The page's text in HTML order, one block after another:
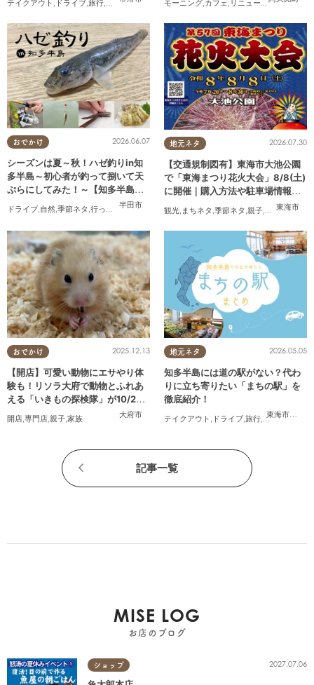
テイクアウト , ドライブ,旅行,観光,家族,
ープン
モーニング,カフェ, リニューアル ,おひとり
おでかけ
半田市
2026.06.07
シーズンは夏～秋！ハゼ釣りin知
多半島～初心者が釣って捌いて天
ぷらにしてみた！～【知多半島レ
ドライブ 自然 季節ネタ 行ってみたレポ 家族 カップル おひとりさま, 友人,知多半島
地元ネタ
東海市
2026.07.30
【交通規制図有】東海市大池公園
で「東海まつり花火大会」8/8(土)
に開催｜購入方法や駐車場情報
は？
観光, まちネタ ,季節ネタ ,親子,夫婦,家族
おでかけ
大府市
2025.12.13
【開店】可愛い動物にエサやり体
験も！リソラ大府で動物とふれあ
える「いきもの探検隊」が10/24
(金)オープン
開店,専門店,親子,家族
地元ネタ
東海市
,武豊
2026.05.05
知多半島には道の駅がない？代わ
りに立ち寄りたい「まちの駅」を
徹底紹介！
テイクアウト , ドライブ,旅行,観光,自然
記事一覧
MISE LOG
お店のブログ
ショップ 2027.07.06